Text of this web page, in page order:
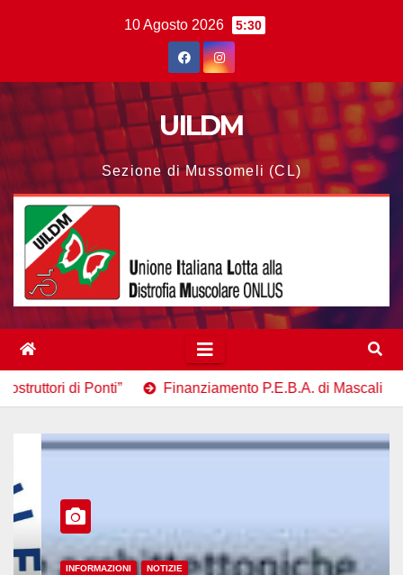
10 Agosto 2026 5:30
UILDM
Sezione di Mussomeli (CL)
Finanziamento P.E.B.A. di Mascali
INFORMAZIONI NOTIZIE